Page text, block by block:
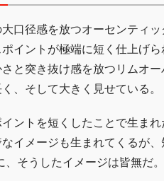
口径感を放つオーセンティ
イントが極端に短く仕上げ
と突き抜け感を放つリムオ
、そして大きく見せている。
ントを短くしたことで生ま
イメージも生まれてくるが
そうしたイメージは皆無だ。